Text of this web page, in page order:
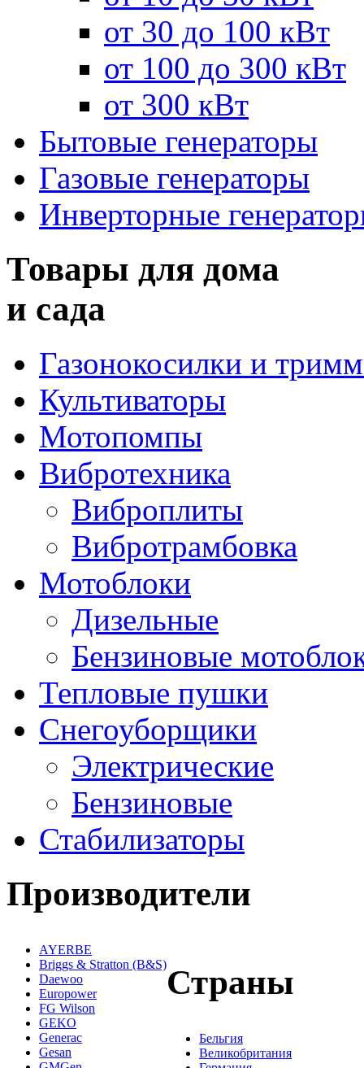
от 30 до 100 кВт
от 100 до 300 кВт
от 300 кВт
Бытовые генераторы
Газовые генераторы
Инверторные
Товары для дома
и сада
Газонокосилки и
Культиваторы
Мотопомпы
Вибротехника
Виброплиты
Вибротрамбовка
Мотоблоки
Дизельные
Бензиновые
Тепловые пушки
Снегоуборщики
Электрические
Бензиновые
Стабилизаторы
Производители
AYERBE
Briggs & Stratton (B&S)
Daewoo
Europower
FG Wilson
GEKO
Generac
Gesan
Страны
Бельгия
Великобритания